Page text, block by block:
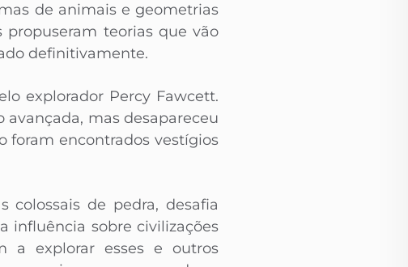
de animais e geometrias
propuseram teorias que vão
definitivamente.
explorador Percy Fawcett.
mas desapareceu
foram encontrados vestígios
colossais de pedra, desafia
influência sobre civilizações
a explorar esses e outros